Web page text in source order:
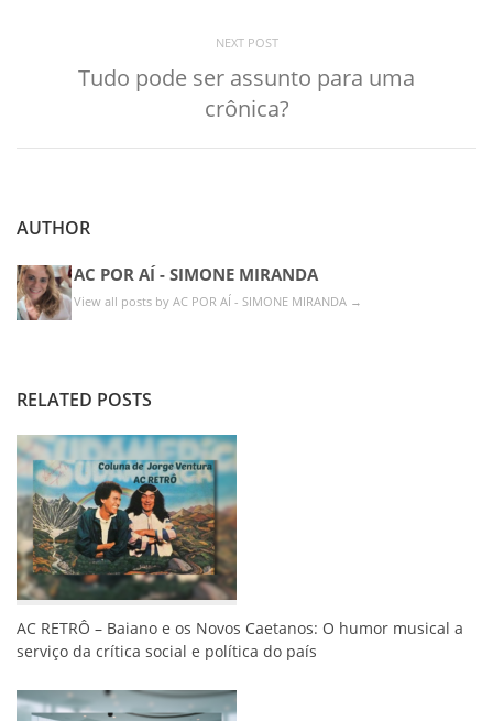
NEXT POST
Tudo pode ser assunto para uma
crônica?
AUTHOR
AC POR AÍ - SIMONE MIRANDA
View all posts by AC POR AÍ - SIMONE MIRANDA →
RELATED POSTS
AC RETRÔ – Baiano e os Novos Caetanos: O humor musical a
serviço da crítica social e política do país